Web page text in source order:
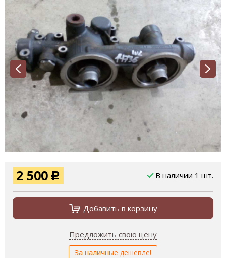
2 500 Р В наличии 1 шт.
Добавить в корзину
Предложить свою цену
За наличные дешевле!